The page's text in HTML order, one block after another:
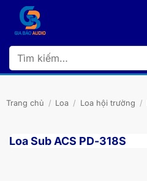
dung
Tìm
kiếm:
Trang chủ / Loa / Loa hội trường /
Loa Sub ACS PD-318S